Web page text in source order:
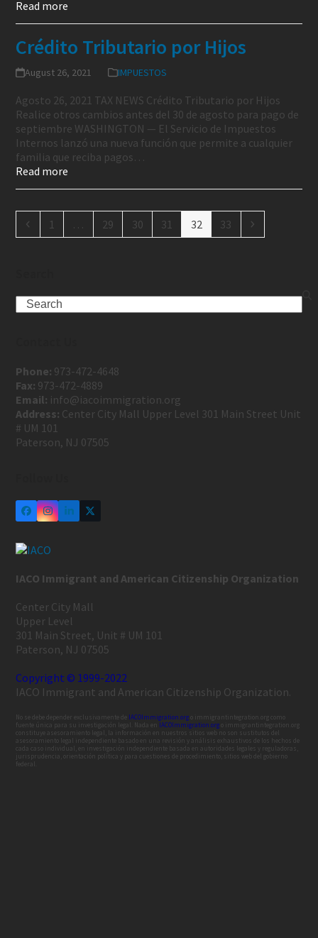
Read more
Crédito Tributario por Hijos
August 26, 2021 IMPUESTOS
Agosto 26, 2021 TAX NEWS Crédito Tributario por Hijos
Realice otros cambios antes del 30 de agosto para pago de
septiembre WASHINGTON — El Servicio de Impuestos
Internos lanzó una nueva función que permite a cualquier
familia que reciba pagos…
Read more
1 … 29 30 31 32 33
Phone: 973-472-4648
Fax: 973-472-4889
Email: info@iacoimmigration.org
Address: Center City Mall Upper Level 301 Main Street Unit
# UM 101
Paterson, NJ 07505
IACO Immigrant and American Citizenship Organization
Center City Mall
Upper Level
301 Main Street, Unit # UM 101
Paterson, NJ 07505
Copyright © 1999-2022
IACO Immigrant and American Citizenship Organization.
No se debe depender exclusivamente de IACOImmigration.org o immigrantintegration.org como
fuente única para su investigación legal. Nada en IACOImmigration.org o immigrantintegration.org
constituye asesoramiento legal, la información en nuestros sitios web no son sustitutos del
asesoramiento legal independiente basado en una revisión y análisis exhaustivos de los hechos de
cada caso individual, en investigación independiente basada en autoridades legales y reguladoras,
jurisprudencia, orientación política y para cuestiones de procedimiento, sitios web del gobierno
federal.